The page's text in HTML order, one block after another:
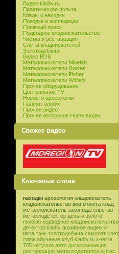
Видео kladtv.ru
Практическая польза
Клады и находки
Поездки и экспедиции
Пляжный поиск
Подводное кладоискательство
Чистка и реставрация
Слеты кладоискателей
Золотодобыча
Видео ВОВ
Металлоискатели Minelab
Металлоискатели Garrett
Металлоискатели Fisher
Металлоискатели White’s
Прочее оборудование
Центральное TV
Новости археологии
Палеонтология
Прочее видео
Прочее авторское Home видео
Свежее видео
Ключевые слова
находки археология кладоискатель
кладоискательство вов монета клад
металлоискатель законодательство
металлодетектор деньги золото
minelab подводное кладоискательство
детектор kladtv архивное видео x-
terra танк золотодобыча самолет слет
пляж обучение клуб kladtv,ru x-terra
705 катушка авто дискриминация
реставрация металлодетектор e-trac